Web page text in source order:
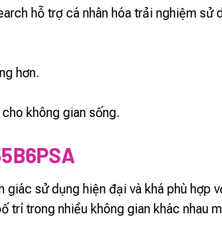
hỗ trợ cá nhân hóa trải nghiệm sử
hơn.
không gian sống.
sử dụng hiện đại và khá phù hợp
trí trong nhiều không gian khác nhau